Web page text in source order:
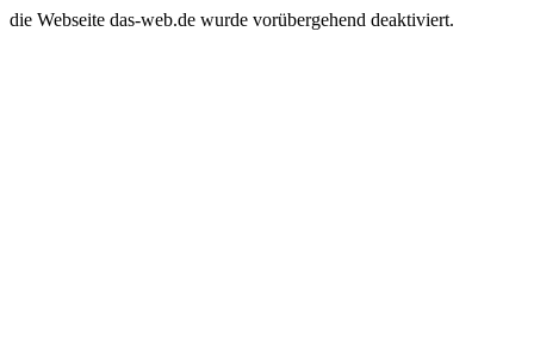
die Webseite das-web.de wurde vorübergehend deaktiviert.